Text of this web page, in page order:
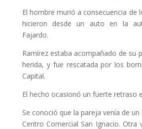
El hombre murió a consecuencia de
hicieron desde un auto en la
Fajardo.
Ramírez estaba acompañado de su
herida, y fue rescatada por los
Capital.
El hecho ocasionó un fuerte retraso
Se conoció que la pareja venía de
Centro Comercial San Ignacio. Otra